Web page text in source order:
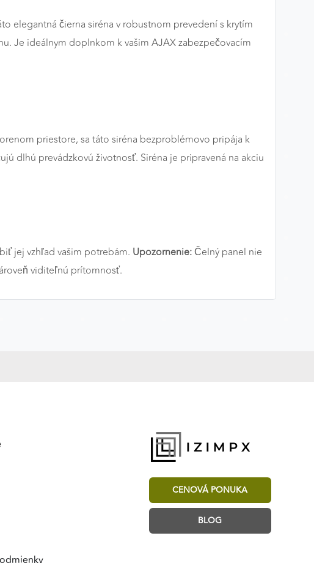
elegantná čierna siréna v robustnom prevedení s krytím
Je ideálnym doplnkom k vašim AJAX zabezpečovacím
priestore, sa táto siréna bezproblémovo pripája k
dlhú prevádzkovú životnosť. Siréna je pripravená na akciu
jej vzhľad vašim potrebám. Upozornenie:Čelný panel nie
viditeľnú prítomnosť.
CENOVÁ PONUKA
BLOG